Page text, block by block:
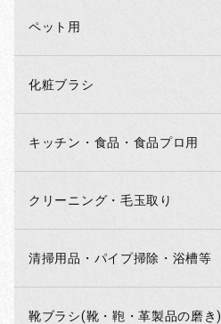
ペット用
化粧ブラシ
キッチン・食品・食品プロ用
クリーニング・毛玉取り
清掃用品・パイプ掃除・浴槽等
靴ブラシ(靴・鞄・革製品の磨き)